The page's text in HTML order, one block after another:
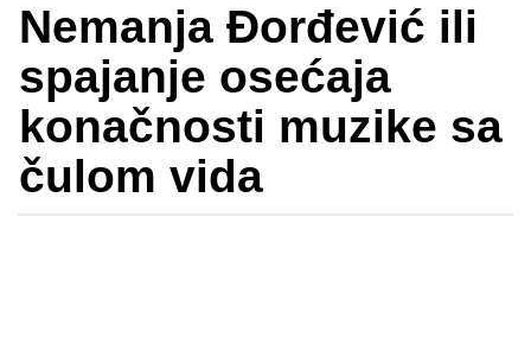
Nemanja Đorđević ili
spajanje osećaja
konačnosti muzike sa
čulom vida